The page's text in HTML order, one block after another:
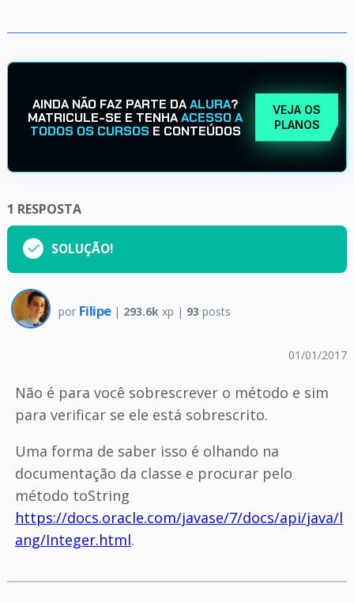
AINDA NÃO FAZ PARTE DAALURA?
MATRICULE-SE E TENHAACESSO A
TODOS OS CURSOS E CONTEÚDOS
VEJA OS
PLANOS
1 RESPOSTA
SOLUÇÃO!
por Filipe | 293.6k xp | 93 posts
01/01/2017
Não é para você sobrescrever o método e sim
para verificar se ele está sobrescrito.
Uma forma de saber isso é olhando na
documentação da classe e procurar pelo
método toString
https://docs.oracle.com/javase/7/docs/api/java/l
ang/Integer.html.